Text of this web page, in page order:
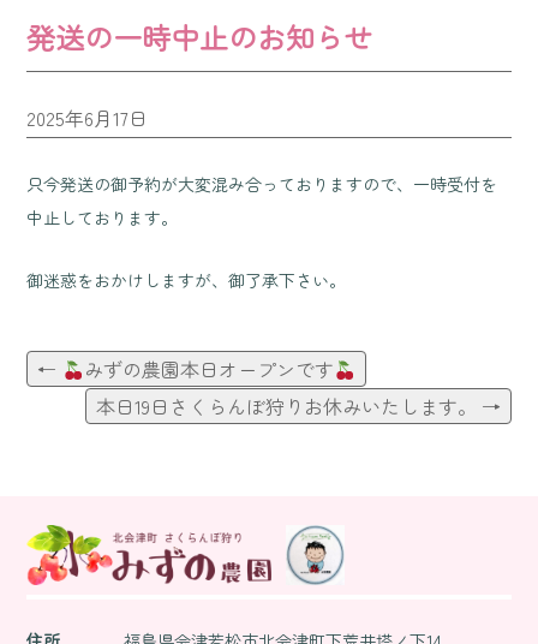
発送の一時中止のお知らせ
2025年6月17日
只今発送の御予約が大変混み合っておりますので、一時受付を
中止しております。
御迷惑をおかけしますが、御了承下さい。
投
稿
←
みずの農園本日オープンです
本日19日さくらんぼ狩りお休みいたします。 →